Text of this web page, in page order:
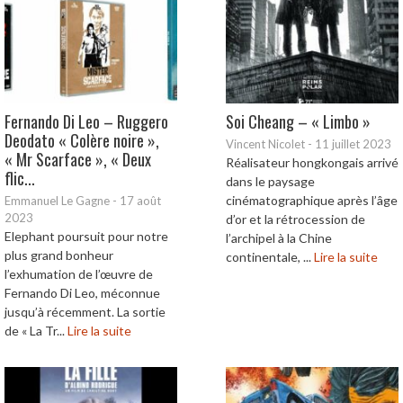
Fernando Di Leo – Ruggero
Deodato « Colère noire »,
« Mr Scarface », « Deux
flic...
Emmanuel Le Gagne - 17 août
2023
Elephant poursuit pour notre
plus grand bonheur
l’exhumation de l’œuvre de
Fernando Di Leo, méconnue
jusqu’à récemment. La sortie
de « La Tr...Lire la suite
Soi Cheang – « Limbo »
Vincent Nicolet - 11 juillet 2023
Réalisateur hongkongais arrivé
dans le paysage
cinématographique après l’âge
d’or et la rétrocession de
l’archipel à la Chine
continentale, ...Lire la suite